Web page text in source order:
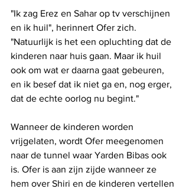
"Ik zag Erez en Sahar op tv verschijnen
en ik huil", herinnert Ofer zich.
"Natuurlijk is het een opluchting dat de
kinderen naar huis gaan. Maar ik huil
ook om wat er daarna gaat gebeuren,
en ik besef dat ik niet ga en, nog erger,
dat de echte oorlog nu begint."
Wanneer de kinderen worden
vrijgelaten, wordt Ofer meegenomen
naar de tunnel waar Yarden Bibas ook
is. Ofer is aan zijn zijde wanneer ze
hem over Shiri en de kinderen vertellen